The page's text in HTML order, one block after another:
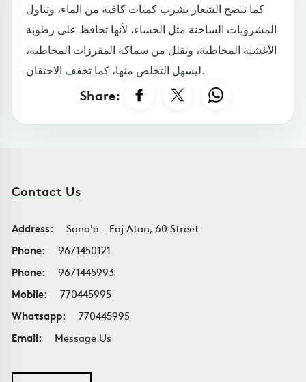
كما تنصح الشعار بشرب كميات كافية من الماء، وتناول
المشروبات الساخنة مثل الحساء، لأنها تحافظ على رطوبة
الأغشية المخاطية، وتقلل من سماكة المفرزات المخاطية،
ليسهل التخلص منها، كما تخفف الاحتقان.
Share:
Contact Us
Address:
Sana'a - Faj Atan, 60 Street
Phone:
9671450121
Phone:
9671445993
Mobile:
770445995
Whatsapp:
770445995
Email:
Message Us